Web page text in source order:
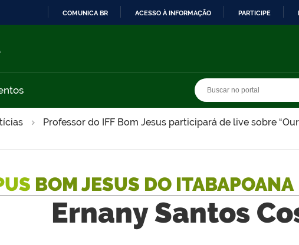
COMUNICA BR ACESSO À INFORMAÇÃO PARTICIPE
Professor do IFF Bom Jesus participará de live sobre
BOM JESUS DO ITABAPOANA
Ernany Santos